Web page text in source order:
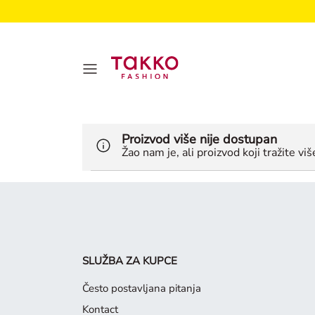
Proizvod više nije dostupan
Žao nam je, ali proizvod koji tražite
SLUŽBA ZA KUPCE
Često postavljana pitanja
Kontact